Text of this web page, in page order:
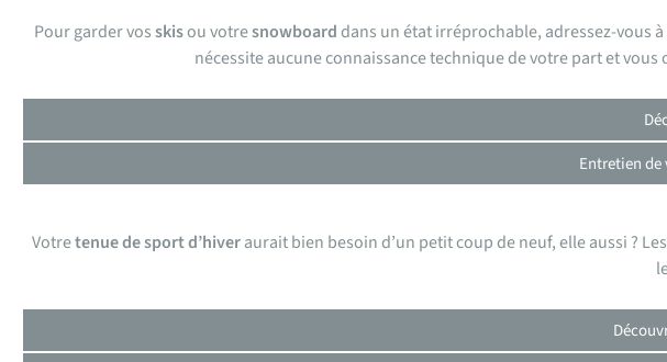
Pour garder vosskisou votresnowboard dans un état irréprochable, adressez-vous
nécessite aucune connaissance technique de votre part et
Entretien de
Votretenue de sport d’hiveraurait bien besoin d’un petit coup de neuf, elle aussi ?